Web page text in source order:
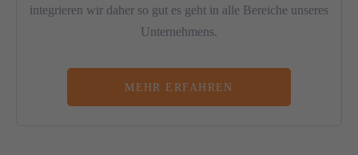
integrieren wir daher so gut es geht in alle Bereiche unseres
Unternehmens.
MEHR ERFAHREN